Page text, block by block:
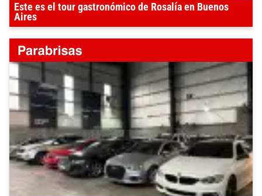
Este es el tour gastronómico de Rosalía en Buenos
Aires